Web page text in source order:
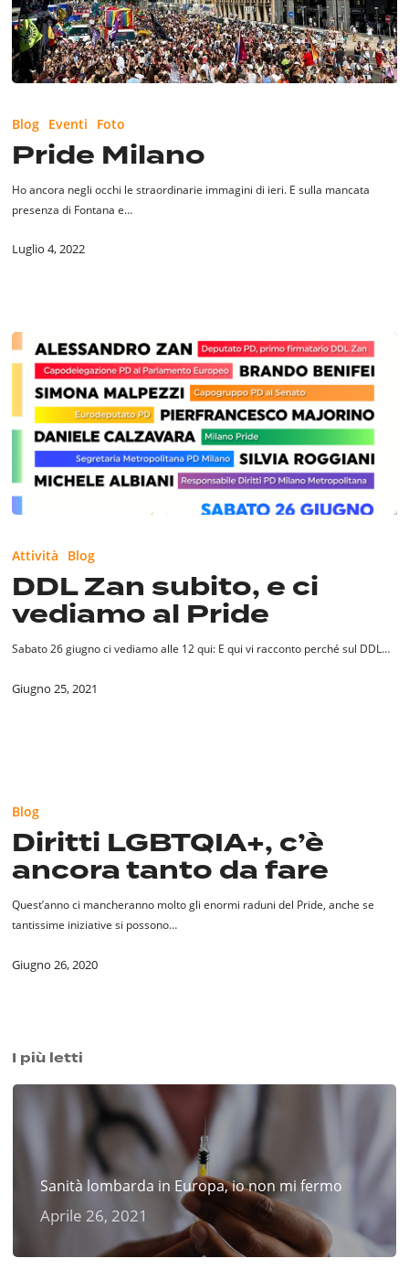
Blog Eventi Foto
Pride Milano
Ho ancora negli occhi le straordinarie immagini di ieri. E sulla mancata
presenza di Fontana e…
Luglio 4, 2022
subito,
vediamo
al
Attività Blog
DDL Zan subito, e ci
vediamo al Pride
Sabato 26 giugno ci vediamo alle 12 qui: E qui vi racconto perché sul DDL…
Giugno 25, 2021
c’è
ancora
da
fare
Blog
Diritti LGBTQIA+, c’è
ancora tanto da fare
Quest’anno ci mancheranno molto gli enormi raduni del Pride, anche se
tantissime iniziative si possono…
Giugno 26, 2020
I più letti
Sanità lombarda in Europa, io non mi fermo
Aprile 26, 2021